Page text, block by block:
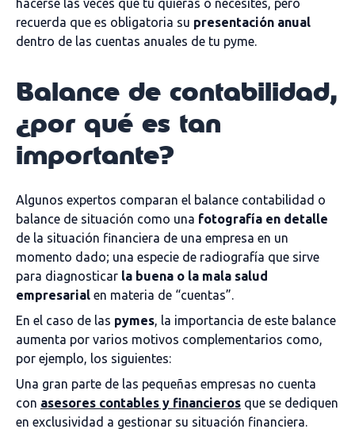
hacerse las veces que tú quieras o necesites, pero
recuerda que es obligatoria su presentación anual
dentro de las cuentas anuales de tu pyme.
Balance de contabilidad,
¿por qué es tan
importante?
Algunos expertos comparan el balance contabilidad o
balance de situación como una fotografía en detalle
de la situación financiera de una empresa en un
momento dado; una especie de radiografía que sirve
para diagnosticar la buena o la mala salud
empresarial en materia de “cuentas”.
En el caso de las pymes, la importancia de este balance
aumenta por varios motivos complementarios como,
por ejemplo, los siguientes:
Una gran parte de las pequeñas empresas no cuenta
con asesores contables y financieros que se dediquen
en exclusividad a gestionar su situación financiera.